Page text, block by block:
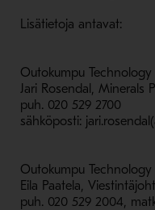
Lisätietoja antavat:
Outokumpu Technology
Jari Rosendal, Minerals
puh. 020 529 2700
sähköposti:
Outokumpu
Eila Paatela,
puh. 020 529 2004,